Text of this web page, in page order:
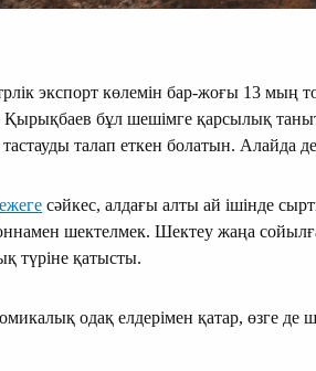
экспорт көлемін бар-жоғы 13 мың
Қырықбаев бұл шешімге қарсылық
талап еткен болатын. Алайда
сәйкес, алдағы алты ай ішінде
шектелмек. Шектеу жаңа
түріне қатысты.
одақ елдерімен қатар, өзге де